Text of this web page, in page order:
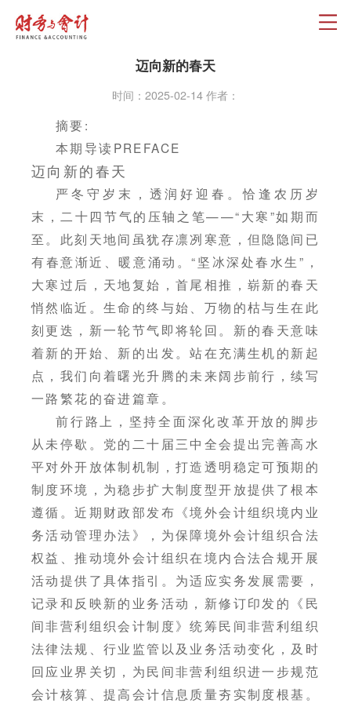
迈向新的春天
时间：2025-02-14 作者：
摘要:
本期导读PREFACE
迈向新的春天
严冬守岁末，透润好迎春。恰逢农历岁
末，二十四节气的压轴之笔——“大寒”如期而
至。此刻天地间虽犹存凛冽寒意，但隐隐间已
有春意渐近、暖意涌动。“坚冰深处春水生”，
大寒过后，天地复始，首尾相推，崭新的春天
悄然临近。生命的终与始、万物的枯与生在此
刻更迭，新一轮节气即将轮回。新的春天意味
着新的开始、新的出发。站在充满生机的新起
点，我们向着曙光升腾的未来阔步前行，续写
一路繁花的奋进篇章。
前行路上，坚持全面深化改革开放的脚步
从未停歇。党的二十届三中全会提出完善高水
平对外开放体制机制，打造透明稳定可预期的
制度环境，为稳步扩大制度型开放提供了根本
遵循。近期财政部发布《境外会计组织境内业
务活动管理办法》，为保障境外会计组织合法
权益、推动境外会计组织在境内合法合规开展
活动提供了具体指引。为适应实务发展需要，
记录和反映新的业务活动，新修订印发的《民
间非营利组织会计制度》统筹民间非营利组织
法律法规、行业监管以及业务活动变化，及时
回应业界关切，为民间非营利组织进一步规范
会计核算、提高会计信息质量夯实制度根基。